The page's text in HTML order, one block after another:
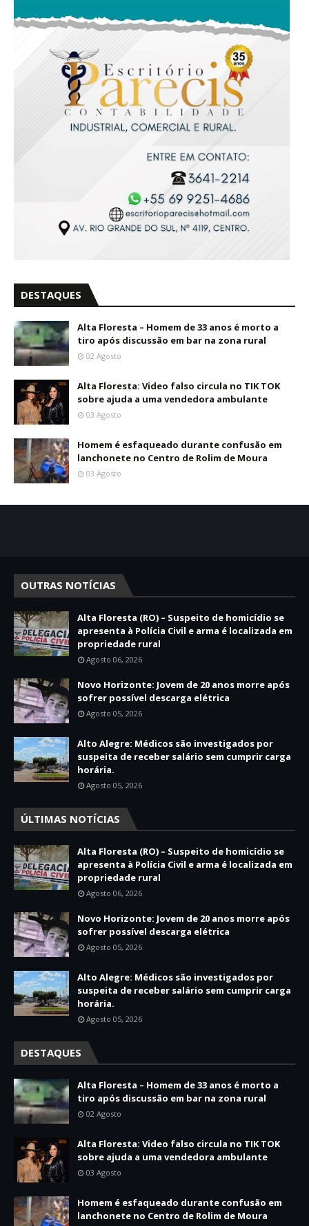
DESTAQUES
Alta Floresta – Homem de 33 anos é morto a
tiro após discussão em bar na zona rural
02 Agosto
Alta Floresta: Video falso circula no TIK TOK
sobre ajuda a uma vendedora ambulante
03 Agosto
Homem é esfaqueado durante confusão em
lanchonete no Centro de Rolim de Moura
03 Agosto
OUTRAS NOTÍCIAS
Alta Floresta (RO) – Suspeito de homicídio se
apresenta à Polícia Civil e arma é localizada em
propriedade rural
Agosto 06, 2026
Novo Horizonte: Jovem de 20 anos morre após
sofrer possível descarga elétrica
Agosto 05, 2026
Alto Alegre: Médicos são investigados por
suspeita de receber salário sem cumprir carga
horária.
Agosto 05, 2026
ÚLTIMAS NOTÍCIAS
Alta Floresta (RO) – Suspeito de homicídio se
apresenta à Polícia Civil e arma é localizada em
propriedade rural
Agosto 06, 2026
Novo Horizonte: Jovem de 20 anos morre após
sofrer possível descarga elétrica
Agosto 05, 2026
Alto Alegre: Médicos são investigados por
suspeita de receber salário sem cumprir carga
horária.
Agosto 05, 2026
DESTAQUES
Alta Floresta – Homem de 33 anos é morto a
tiro após discussão em bar na zona rural
02 Agosto
Alta Floresta: Video falso circula no TIK TOK
sobre ajuda a uma vendedora ambulante
03 Agosto
Homem é esfaqueado durante confusão em
lanchonete no Centro de Rolim de Moura